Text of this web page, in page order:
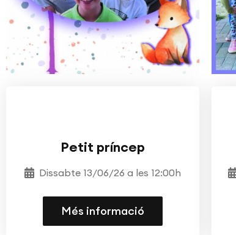
Petit príncep
Dissabte 13/06/26 a les 12:00h
Més informació